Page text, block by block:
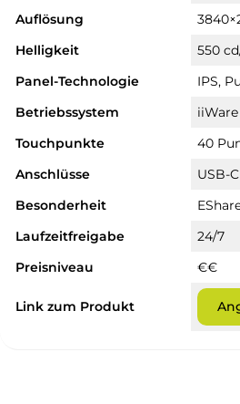
Auflösung
Helligkeit 550
Panel-Technologie IPS,
Betriebssystem iiWare
Touchpunkte 40
Anschlüsse USB-
Besonderheit
Laufzeitfreigabe 24/7
Preisniveau €€
Link zum Produkt